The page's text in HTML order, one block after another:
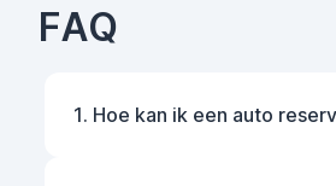
FAQ
1. Hoe kan ik een auto